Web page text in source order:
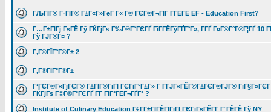
ГЉГІГ® Г·ГІГ® Г±Г«Г»ГёГ Г« Г® ГЄГ®Г¬ГЇГ Г­ГЁГЁ EF - Education First?
Г…Г±ГІГј Г«ГЁ Гў ГЌГјГѕ Г‰Г®Г°ГЄГҐ ГіГ­ГЁГўГҐГ°Г», Г­ГҐ Г¤Г®Г°Г®Г¦ГҐ 10
Гў ГЈГ®Г¤ ?
Г‚Г®ГЇГ°Г®Г± 2
Г‚Г®ГЇГ°Г®Г±
Г‘ГЄГ®Г«ГјГЄГ® Г±ГІГ®ГїГІ ГЄГіГ°Г±Г» Г Г­ГЈГ«ГЁГ©Г±ГЄГ®ГЈГ®
ГЌГјГѕ Г©Г®Г°ГЄГҐ Г­Г ГЇГ°ГЁГ¬ГҐГ° ?
Institute of Culinary Education Г€Г­Г±ГІГЁГІГіГІ ГЄГіГ«ГЁГ­Г Г°ГЁГЁ Гў NY